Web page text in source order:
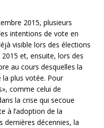
2015, plusieurs
intentions de vote en
visible lors des élections
et, ensuite, lors des
au cours desquelles la
plus votée. Pour
comme celui de
la crise qui secoue
à l’adoption de la
dernières décennies, la